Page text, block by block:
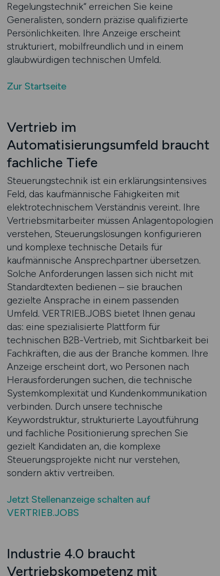
Regelungstechnik“ erreichen Sie keine
Generalisten, sondern präzise qualifizierte
Persönlichkeiten. Ihre Anzeige erscheint
strukturiert, mobilfreundlich und in einem
glaubwürdigen technischen Umfeld.
Zur Startseite
Vertrieb im
Automatisierungsumfeld braucht
fachliche Tiefe
Steuerungstechnik ist ein erklärungsintensives
Feld, das kaufmännische Fähigkeiten mit
elektrotechnischem Verständnis vereint. Ihre
Vertriebsmitarbeiter müssen Anlagentopologien
verstehen, Steuerungslösungen konfigurieren
und komplexe technische Details für
kaufmännische Ansprechpartner übersetzen.
Solche Anforderungen lassen sich nicht mit
Standardtexten bedienen – sie brauchen
gezielte Ansprache in einem passenden
Umfeld. VERTRIEB.JOBS bietet Ihnen genau
das: eine spezialisierte Plattform für
technischen B2B-Vertrieb, mit Sichtbarkeit bei
Fachkräften, die aus der Branche kommen. Ihre
Anzeige erscheint dort, wo Personen nach
Herausforderungen suchen, die technische
Systemkomplexität und Kundenkommunikation
verbinden. Durch unsere technische
Keywordstruktur, strukturierte Layoutführung
und fachliche Positionierung sprechen Sie
gezielt Kandidaten an, die komplexe
Steuerungsprojekte nicht nur verstehen,
sondern aktiv vertreiben.
Jetzt Stellenanzeige schalten auf
VERTRIEB.JOBS
Industrie 4.0 braucht
Vertriebskompetenz mit